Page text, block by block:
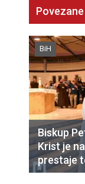
BiH
Biskup
Krist je
prestaje